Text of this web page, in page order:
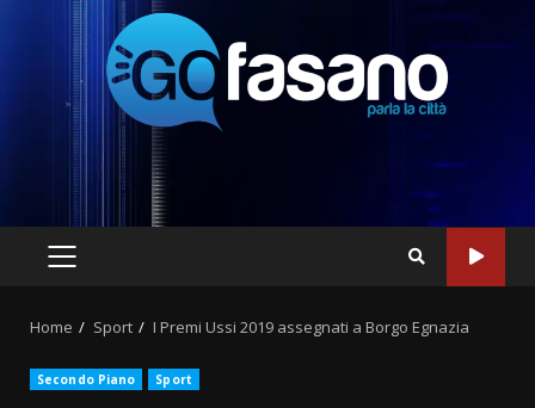
PRIMARY
Home Sport I Premi Ussi 2019 assegnati a Borgo Egnazia
Secondo Piano Sport